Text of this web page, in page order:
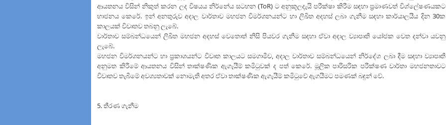
ආයතනය විසින් නිකුත් කරන ලද විෂයය නිර්නේය සටහන (ToR) ට අනුකූලදැයි පරීක්ෂා කිරීම සඳහා ප්‍රමාණවත් විශ්ලේෂණයකට
භාජනය කෙරේ. ඉන් අනතුරුව අදාල වාර්තාව මහජන විමර්ශනයන්ට හා ලිඛිත අදහස් ලබා ගැනීම සඳහා කාර්යාලයීය දින 30ක
කාලයක් විවෘතව තබනු ලැබේ.
වාර්තාව සම්බන්ධයෙන් ලිඛිත මහජන අදහස් වෙතොත් නිසි පියවර ගැනීම සඳහා ඒවා අදාල ව්‍යාපෘති යෝජක වෙත දන්වා යවනු
ලැබේ.
මහජන විමර්ශනයන්ට හා ප්‍රකාශයන්ට විවෘත කාලයට සමගාමීව, අදාල වාර්තාව සම්බන්ධයෙන් නිර්දේශ ලබා දීම සඳහා ව්‍යාපෘති
අනුමත කිරීමේ ආයතනය විසින් තාක්ෂණික ඇගැයීම් කමිටුවක් ද පත් කෙරේ. මූලික පාරිසරික පරීක්ෂණ වාර්තා මහජනතාවට
විවෘතව තැබීමේ අවශ්‍යතාවක් නොමැති අතර ඒවා තාක්ෂණික ඇගැයීම් කමිටුවේ ඇගයීමට පමණක් බඳුන් වේ.
5. තීරණ ගැනීම